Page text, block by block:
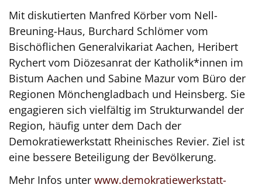
Mit diskutierten Manfred Körber vom Nell-
Breuning-Haus, Burchard Schlömer vom
Bischöflichen Generalvikariat Aachen, Heribert
Rychert vom Diözesanrat der Katholik*innen im
Bistum Aachen und Sabine Mazur vom Büro der
Regionen Mönchengladbach und Heinsberg. Sie
engagieren sich vielfältig im Strukturwandel der
Region, häufig unter dem Dach der
Demokratiewerkstatt Rheinisches Revier. Ziel ist
eine bessere Beteiligung der Bevölkerung.
Mehr Infos unter www.demokratiewerkstatt-